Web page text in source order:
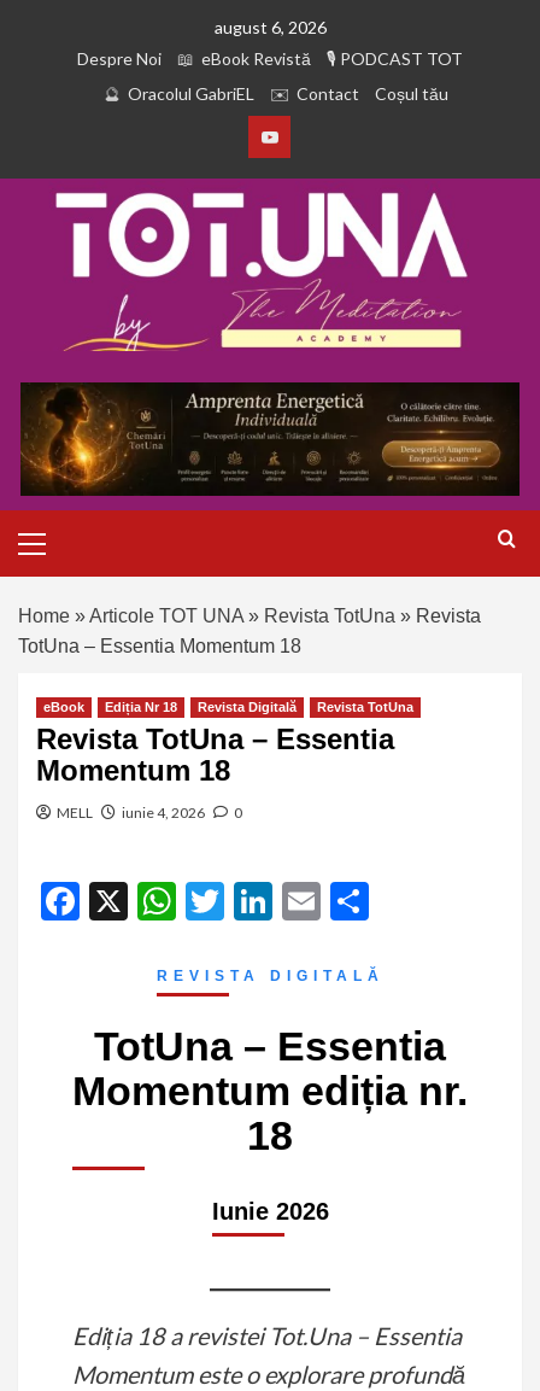
august 6, 2026
Despre Noi
eBook Revistă
PODCAST TOT
Oracolul GabriEL
Contact Coșul tău
Home »Articole TOT UNA » Revista TotUna » Revista
TotUna – Essentia Momentum 18
eBook Ediția Nr 18 Revista Digitală Revista TotUna
Revista TotUna – Essentia
Momentum 18
MELL iunie 4, 2026 0
Facebook
X WhatsApp
Twitter
LinkedIn
Email
REVISTA DIGITALĂ
TotUna – Essentia
Momentum ediția nr.
18
Iunie 2026
Ediția 18 a revistei Tot.Una – Essentia
Momentum este o explorare profundă